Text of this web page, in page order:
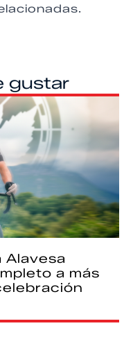
gustar
Alavesa
a más